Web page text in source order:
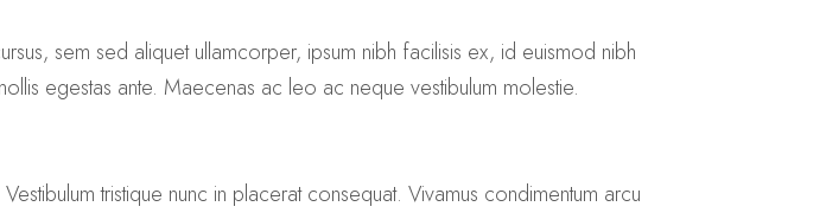
sem sed aliquet ullamcorper, ipsum nibh facilisis ex, id euismod nibh
egestas ante. Maecenas ac leo ac neque vestibulum molestie.
tristique nunc in placerat consequat. Vivamus condimentum arcu